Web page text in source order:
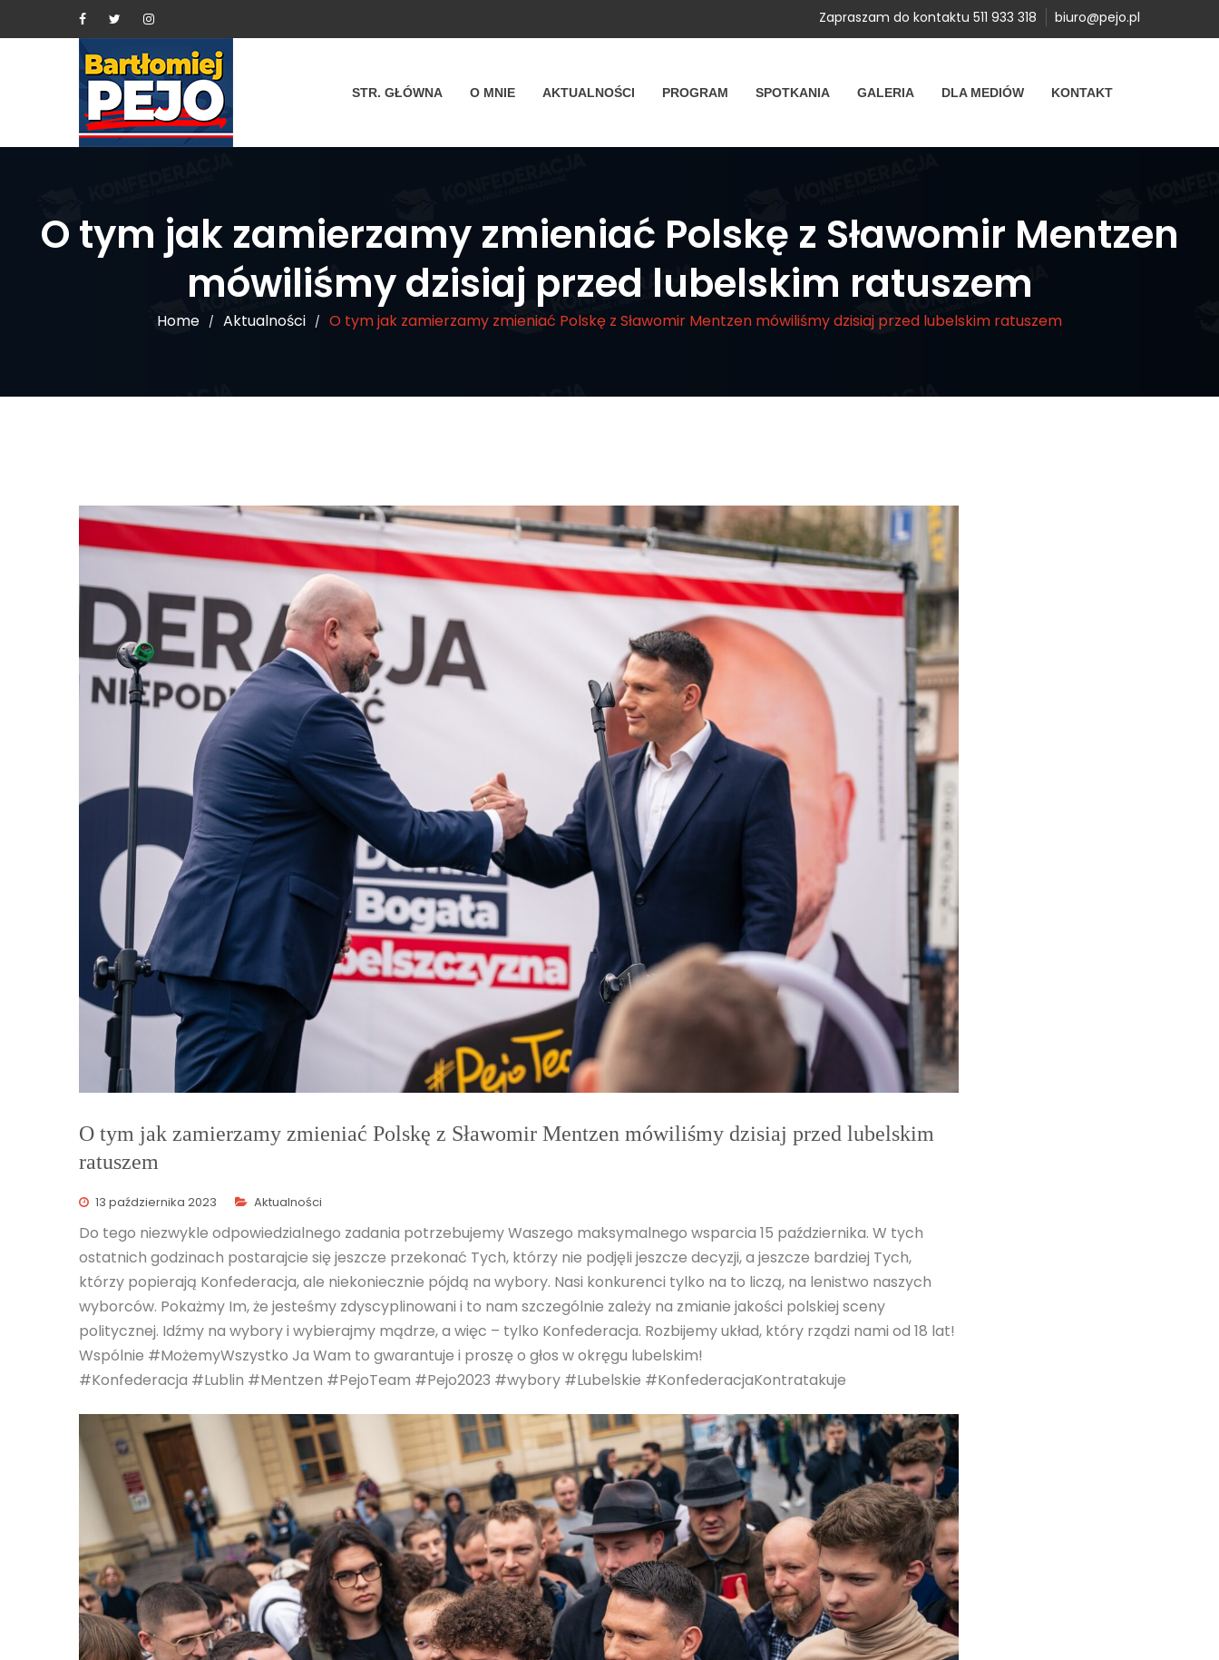
Zapraszam do kontaktu 511 933 318 biuro@pejo.pl
STR. GŁÓWNA O MNIE AKTUALNOŚCI PROGRAM SPOTKANIA GALERIA DLA MEDIÓW KONTAKT
O tym jak zamierzamy zmieniać Polskę z Sławomir Mentzen
mówiliśmy dzisiaj przed lubelskim ratuszem
Home / Aktualności / O tym jak zamierzamy zmieniać Polskę z Sławomir Mentzen mówiliśmy dzisiaj przed lubelskim ratuszem
O tym jak zamierzamy zmieniać Polskę z Sławomir Mentzen mówiliśmy dzisiaj przed lubelskim
ratuszem
13 października 2023 Aktualności
Do tego niezwykle odpowiedzialnego zadania potrzebujemy Waszego maksymalnego wsparcia 15 października. W tych
ostatnich godzinach postarajcie się jeszcze przekonać Tych, którzy nie podjęli jeszcze decyzji, a jeszcze bardziej Tych,
którzy popierają Konfederacja, ale niekoniecznie pójdą na wybory. Nasi konkurenci tylko na to liczą, na lenistwo naszych
wyborców. Pokażmy Im, że jesteśmy zdyscyplinowani i to nam szczególnie zależy na zmianie jakości polskiej sceny
politycznej. Idźmy na wybory i wybierajmy mądrze, a więc – tylko Konfederacja. Rozbijemy układ, który rządzi nami od 18 lat!
Wspólnie #MożemyWszystko Ja Wam to gwarantuje i proszę o głos w okręgu lubelskim!
#Konfederacja #Lublin #Mentzen #PejoTeam #Pejo2023 #wybory #Lubelskie #KonfederacjaKontratakuje